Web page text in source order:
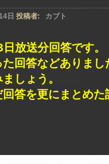
日 投稿者: カブト
放送分回答です。
た回答などありまし
しょう。
回答を更にまとめた